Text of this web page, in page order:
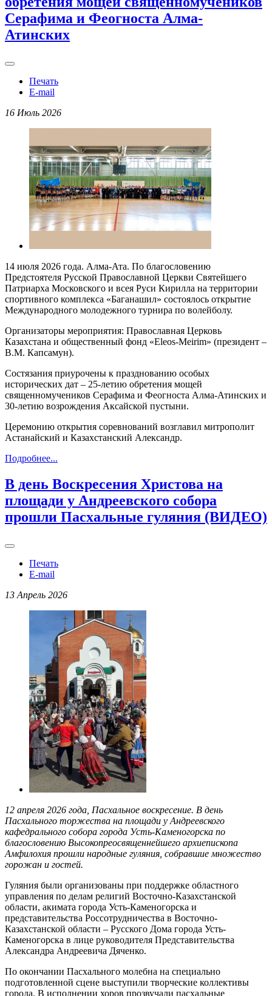
Серафима и Феогноста Алма-
Атинских
Печать
E-mail
16 Июль 2026
14 июля 2026 года. Алма-Ата. По благословению
Предстоятеля Русской Православной Церкви Святейшего
Патриарха Московского и всея Руси Кирилла на территории
спортивного комплекса «Баганашил» состоялось открытие
Международного молодежного турнира по волейболу.
Организаторы мероприятия: Православная Церковь
Казахстана и общественный фонд «Eleos-Meirim» (президент –
В.М. Капсамун).
Состязания приурочены к празднованию особых
исторических дат – 25-летию обретения мощей
священномучеников Серафима и Феогноста Алма-Атинских и
30-летию возрождения Аксайской пустыни.
Церемонию открытия соревнований возглавил митрополит
Астанайский и Казахстанский Александр.
Подробнее...
В день Воскресения Христова на
площади у Андреевского собора
прошли Пасхальные гуляния (ВИДЕО)
Печать
E-mail
13 Апрель 2026
12 апреля 2026 года, Пасхальное воскресение. В день
Пасхального торжества на площади у Андреевского
кафедрального собора города Усть-Каменогорска по
благословению Высокопреосвященнейшего архиепископа
Амфилохия прошли народные гуляния, собравшие множество
горожан и гостей.
Гуляния были организованы при поддержке областного
управления по делам религий Восточно-Казахстанской
области, акимата города Усть-Каменогорска и
представительства Россотрудничества в Восточно-
Казахстанской области – Русского Дома города Усть-
Каменогорска в лице руководителя Представительства
Александра Андреевича Дяченко.
По окончании Пасхального молебна на специально
подготовленной сцене выступили творческие коллективы
города. В исполнении хоров прозвучали пасхальные